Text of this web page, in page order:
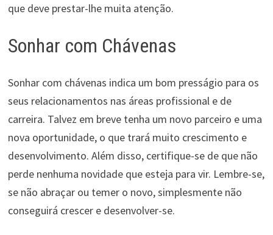
que deve prestar-lhe muita atenção.
Sonhar com Chávenas
Sonhar com chávenas indica um bom presságio para os
seus relacionamentos nas áreas profissional e de
carreira. Talvez em breve tenha um novo parceiro e uma
nova oportunidade, o que trará muito crescimento e
desenvolvimento. Além disso, certifique-se de que não
perde nenhuma novidade que esteja para vir. Lembre-se,
se não abraçar ou temer o novo, simplesmente não
conseguirá crescer e desenvolver-se.